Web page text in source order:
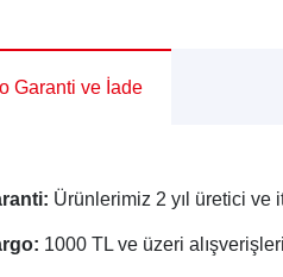
Garanti ve İade
Ürünlerimiz 2 yıl üretici ve
1000 TL ve üzeri